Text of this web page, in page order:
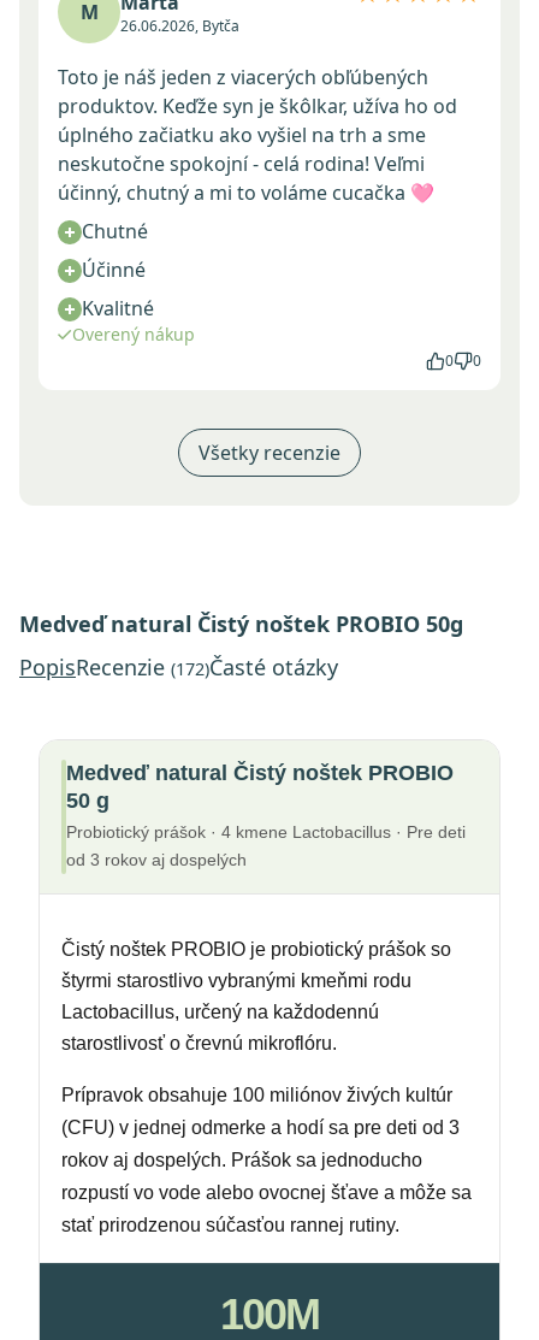
M
26.06.2026, Bytča
Toto je náš jeden z viacerých obľúbených
produktov. Keďže syn je škôlkar, užíva ho od
úplného začiatku ako vyšiel na trh a sme
neskutočne spokojní - celá rodina! Veľmi
účinný, chutný a mi to voláme cucačka 🩷
Chutné
Účinné
Kvalitné
Overený nákup
0 0
Všetky recenzie
Medveď natural Čistý noštek PROBIO 50g
PopisRecenzie (172)Časté otázky
Medveď natural Čistý noštek PROBIO
50 g
Probiotický prášok · 4 kmene Lactobacillus · Pre deti
od 3 rokov aj dospelých
Čistý noštek PROBIO je probiotický prášok so
štyrmi starostlivo vybranými kmeňmi rodu
Lactobacillus, určený na každodennú
starostlivosť o črevnú mikroflóru.
Prípravok obsahuje 100 miliónov živých kultúr
(CFU) v jednej odmerke a hodí sa pre deti od 3
rokov aj dospelých. Prášok sa jednoducho
rozpustí vo vode alebo ovocnej šťave a môže sa
stať prirodzenou súčasťou rannej rutiny.
100M